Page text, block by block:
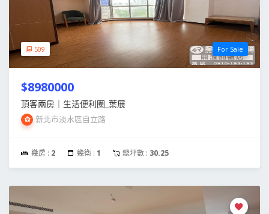
509 For Sale
$8980000
頂客兩房｜生活便利圈_葉展
新北市淡水區自立路
幾房 : 2 幾衛 : 1 總坪數 : 30.25